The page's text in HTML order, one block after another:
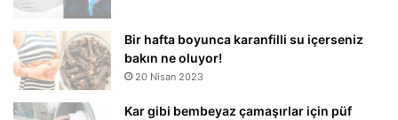
Bir hafta boyunca karanfilli su içerseniz
bakın ne oluyor!
20 Nisan 2023
Kar gibi bembeyaz çamaşırlar için püf